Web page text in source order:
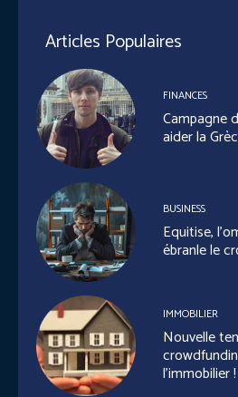
Articles Populaires
FINANCES
Campagne
aider la
BUSINESS
Equitise,
ébranle le
IMMOBILIER
Nouvelle
l’immobilier !